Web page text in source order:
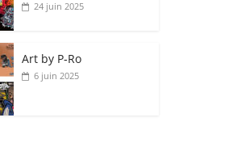
24 juin 2025
Art by P‑Ro
6 juin 2025